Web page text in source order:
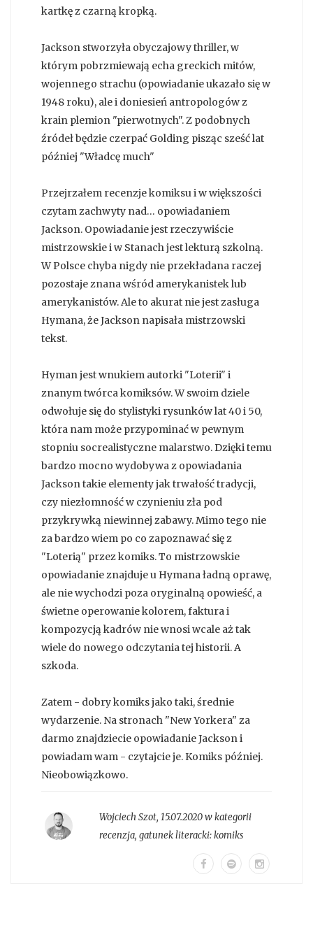
kartkę z czarną kropką.
Jackson stworzyła obyczajowy thriller, w
którym pobrzmiewają echa greckich mitów,
wojennego strachu (opowiadanie ukazało się w
1948 roku), ale i doniesień antropologów z
krain plemion "pierwotnych". Z podobnych
źródeł będzie czerpać Golding pisząc sześć lat
później "Władcę much"
Przejrzałem recenzje komiksu i w większości
czytam zachwyty nad… opowiadaniem
Jackson. Opowiadanie jest rzeczywiście
mistrzowskie i w Stanach jest lekturą szkolną.
W Polsce chyba nigdy nie przekładana raczej
pozostaje znana wśród amerykanistek lub
amerykanistów. Ale to akurat nie jest zasługa
Hymana, że Jackson napisała mistrzowski
tekst.
Hyman jest wnukiem autorki "Loterii" i
znanym twórca komiksów. W swoim dziele
odwołuje się do stylistyki rysunków lat 40 i 50,
która nam może przypominać w pewnym
stopniu socrealistyczne malarstwo. Dzięki temu
bardzo mocno wydobywa z opowiadania
Jackson takie elementy jak trwałość tradycji,
czy niezłomność w czynieniu zła pod
przykrywką niewinnej zabawy. Mimo tego nie
za bardzo wiem po co zapoznawać się z
"Loterią" przez komiks. To mistrzowskie
opowiadanie znajduje u Hymana ładną oprawę,
ale nie wychodzi poza oryginalną opowieść, a
świetne operowanie kolorem, faktura i
kompozycją kadrów nie wnosi wcale aż tak
wiele do nowego odczytania tej historii. A
szkoda.
Zatem - dobry komiks jako taki, średnie
wydarzenie. Na stronach "New Yorkera" za
darmo znajdziecie opowiadanie Jackson i
powiadam wam - czytajcie je. Komiks później.
Nieobowiązkowo.
Wojciech Szot, 15.07.2020 w kategorii
recenzja, gatunek literacki:komiks